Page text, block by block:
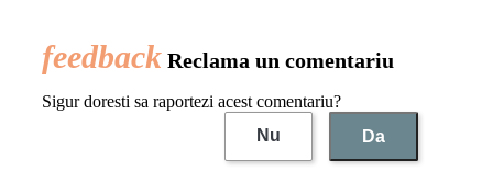
Reclama un comentariu
Sigur doresti sa raportezi acest comentariu?
Nu
Da